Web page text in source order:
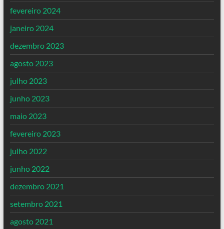
fevereiro 2024
janeiro 2024
dezembro 2023
agosto 2023
julho 2023
junho 2023
maio 2023
fevereiro 2023
julho 2022
junho 2022
dezembro 2021
setembro 2021
agosto 2021